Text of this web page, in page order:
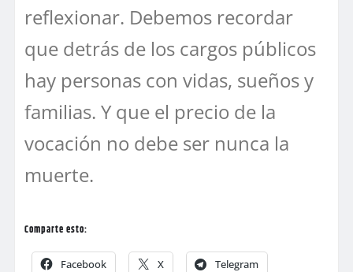
reflexionar. Debemos recordar
que detrás de los cargos públicos
hay personas con vidas, sueños y
familias. Y que el precio de la
vocación no debe ser nunca la
muerte.
Comparte esto:
Facebook X Telegram